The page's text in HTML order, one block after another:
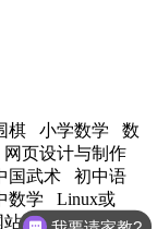
棋 小学数学 数
页设计与制作
国武术 初中语
数学 Linux或
开发 交谊舞